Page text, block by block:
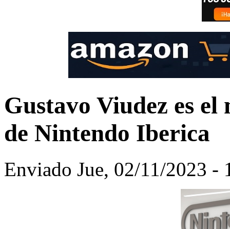
Gustavo Viudez es
de Nintendo Iberica
Enviado Jue, 02/11/2023 -